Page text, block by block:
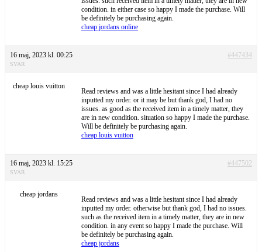
condition. in either case so happy I made the purchase. Will
be definitely be purchasing again.
cheap jordans online
16 maj, 2023 kl. 00:25 #447434
SVAR
cheap louis vuitton
Read reviews and was a little hesitant since I had already
inputted my order. or it may be but thank god, I had no
issues. as good as the received item in a timely matter, they
are in new condition. situation so happy I made the purchase.
Will be definitely be purchasing again.
cheap louis vuitton
16 maj, 2023 kl. 15:25 #447502
SVAR
cheap jordans
Read reviews and was a little hesitant since I had already
inputted my order. otherwise but thank god, I had no issues.
such as the received item in a timely matter, they are in new
condition. in any event so happy I made the purchase. Will
be definitely be purchasing again.
cheap jordans